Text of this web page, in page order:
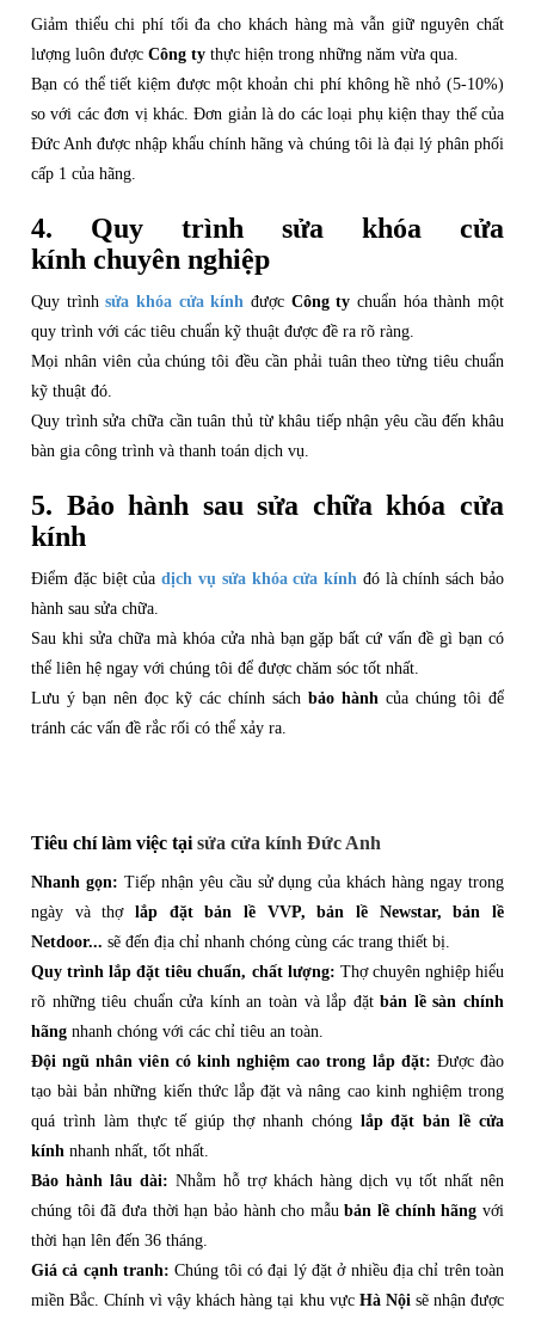
Giảm thiểu chi phí tối đa cho khách hàng mà vẫn giữ nguyên chất
lượng luôn được Công ty thực hiện trong những năm vừa qua.
Bạn có thể tiết kiệm được một khoản chi phí không hề nhỏ (5-10%)
so với các đơn vị khác. Đơn giản là do các loại phụ kiện thay thế của
Đức Anh được nhập khẩu chính hãng và chúng tôi là đại lý phân phối
cấp 1 của hãng.
4. Quy trình sửa khóa cửa
kính chuyên nghiệp
Quy trìnhsửa khóa cửa kính được Công ty chuẩn hóa thành một
quy trình với các tiêu chuẩn kỹ thuật được đề ra rõ ràng.
Mọi nhân viên của chúng tôi đều cần phải tuân theo từng tiêu chuẩn
kỹ thuật đó.
Quy trình sửa chữa cần tuân thủ từ khâu tiếp nhận yêu cầu đến khâu
bàn gia công trình và thanh toán dịch vụ.
5. Bảo hành sau sửa chữa khóa cửa
kính
Điểm đặc biệt củadịch vụ sửa khóa cửa kính đó là chính sách bảo
hành sau sửa chữa.
Sau khi sửa chữa mà khóa cửa nhà bạn gặp bất cứ vấn đề gì bạn có
thể liên hệ ngay với chúng tôi để được chăm sóc tốt nhất.
Lưu ý bạn nên đọc kỹ các chính sách bảo hành của chúng tôi để
tránh các vấn đề rắc rối có thể xảy ra.
Tiêu chí làm việc tại sửa cửa kính Đức Anh
Nhanh gọn: Tiếp nhận yêu cầu sử dụng của khách hàng ngay trong
ngày và thợ lắp đặt bản lề VVP, bản lề Newstar, bản lề
Netdoor... sẽ đến địa chỉ nhanh chóng cùng các trang thiết bị.
Quy trình lắp đặt tiêu chuẩn, chất lượng: Thợ chuyên nghiệp hiểu
rõ những tiêu chuẩn cửa kính an toàn và lắp đặtbản lề sàn chính
hãng nhanh chóng với các chỉ tiêu an toàn.
Đội ngũ nhân viên có kinh nghiệm cao trong lắp đặt: Được đào
tạo bài bản những kiến thức lắp đặt và nâng cao kinh nghiệm trong
quá trình làm thực tế giúp thợ nhanh chóng lắp đặt bản lề cửa
kính nhanh nhất, tốt nhất.
Bảo hành lâu dài: Nhằm hỗ trợ khách hàng dịch vụ tốt nhất nên
chúng tôi đã đưa thời hạn bảo hành cho mẫubản lề chính hãng với
thời hạn lên đến 36 tháng.
Giá cả cạnh tranh: Chúng tôi có đại lý đặt ở nhiều địa chỉ trên toàn
miền Bắc. Chính vì vậy khách hàng tại khu vực Hà Nộisẽ nhận được